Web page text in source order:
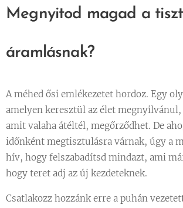
Megnyitod magad a
áramlásnak?
A méhed ősi emlékezetet hordoz. Egy
amelyen keresztül az élet
amit valaha átéltél, megőrződhet. De
időnként megtisztulásra várnak, úgy a
hív, hogy felszabadítsd mindazt, ami
hogy teret adj az új kezdeteknek.
Csatlakozz hozzánk erre a puhán